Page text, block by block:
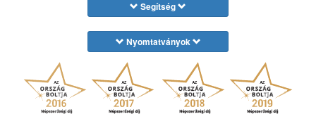
Segítség
Nyomtatványok